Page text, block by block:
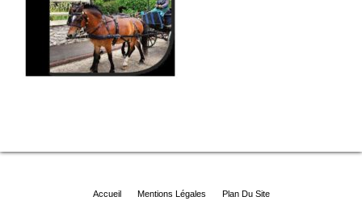
Accueil Mentions Légales Plan Du Site